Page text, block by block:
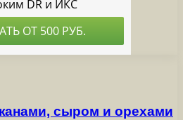
сыром и орехами